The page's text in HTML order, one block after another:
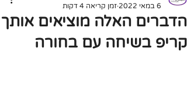
הדברים האלה מוציאים אותך
קריפ בשיחה עם בחורה
6 במאי 2022
זמן קריאה 4 דקות